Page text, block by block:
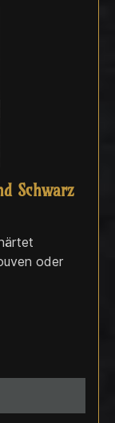
Schwarz
oder